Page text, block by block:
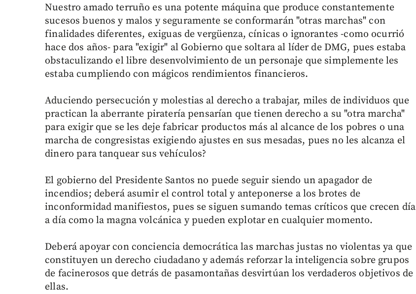
Nuestro amado terruño es una potente máquina que produce constantemente
sucesos buenos y malos y seguramente se conformarán "otras marchas" con
finalidades diferentes, exiguas de vergüenza, cínicas o ignorantes -como ocurrió
hace dos años- para "exigir" al Gobierno que soltara al líder de DMG, pues estaba
obstaculizando el libre desenvolvimiento de un personaje que simplemente les
estaba cumpliendo con mágicos rendimientos financieros.
Aduciendo persecución y molestias al derecho a trabajar, miles de individuos que
practican la aberrante piratería pensarían que tienen derecho a su "otra marcha"
para exigir que se les deje fabricar productos más al alcance de los pobres o una
marcha de congresistas exigiendo ajustes en sus mesadas, pues no les alcanza el
dinero para tanquear sus vehículos?
El gobierno del Presidente Santos no puede seguir siendo un apagador de
incendios; deberá asumir el control total y anteponerse a los brotes de
inconformidad manifiestos, pues se siguen sumando temas críticos que crecen día
a día como la magna volcánica y pueden explotar en cualquier momento.
Deberá apoyar con conciencia democrática las marchas justas no violentas ya que
constituyen un derecho ciudadano y además reforzar la inteligencia sobre grupos
de facinerosos que detrás de pasamontañas desvirtúan los verdaderos objetivos de
ellas.